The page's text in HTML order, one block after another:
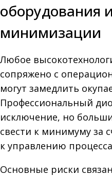
оборудования
минимизации
Любое
сопряжено с
могут замедлить
Профессиональный
исключение, но
свести к минимуму за
к управлению
Основные риски